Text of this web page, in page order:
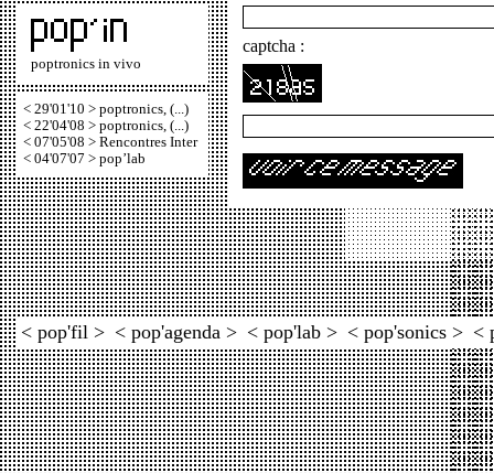
poptronics in vivo
< 29'01'10 > poptronics, (...)
< 22'04'08 > poptronics, (...)
< 07'05'08 > Rencontres Inter
< 04'07'07 > pop’lab
captcha :
< pop'fil > < pop'agenda > < pop'lab > < pop'sonics > <